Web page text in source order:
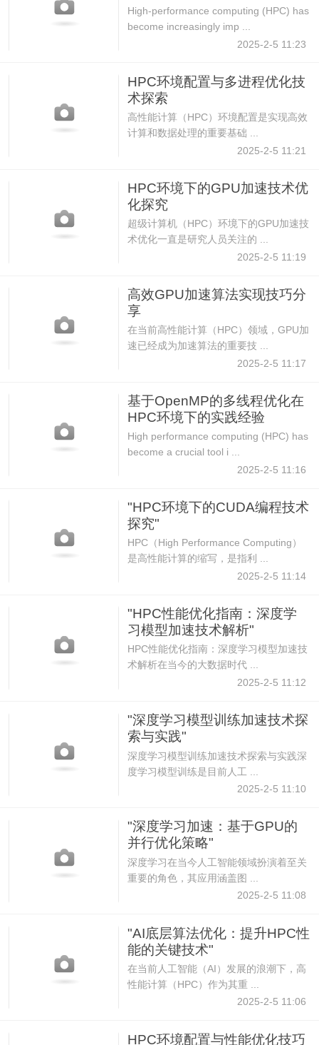
High-performance computing (HPC) has
become increasingly imp ...
2025-2-5 11:23
HPC环境配置与多进程优化技
术探索
高性能计算（HPC）环境配置是实现高效
计算和数据处理的重要基础 ...
2025-2-5 11:21
HPC环境下的GPU加速技术优
化探究
超级计算机（HPC）环境下的GPU加速技
术优化一直是研究人员关注的 ...
2025-2-5 11:19
高效GPU加速算法实现技巧分
享
在当前高性能计算（HPC）领域，GPU加
速已经成为加速算法的重要技 ...
2025-2-5 11:17
基于OpenMP的多线程优化在
HPC环境下的实践经验
High performance computing (HPC) has
become a crucial tool i ...
2025-2-5 11:16
"HPC环境下的CUDA编程技术
探究"
HPC（High Performance Computing）
是高性能计算的缩写，是指利 ...
2025-2-5 11:14
"HPC性能优化指南：深度学
习模型加速技术解析"
HPC性能优化指南：深度学习模型加速技
术解析在当今的大数据时代 ...
2025-2-5 11:12
"深度学习模型训练加速技术探
索与实践"
深度学习模型训练加速技术探索与实践深
度学习模型训练是目前人工 ...
2025-2-5 11:10
"深度学习加速：基于GPU的
并行优化策略"
深度学习在当今人工智能领域扮演着至关
重要的角色，其应用涵盖图 ...
2025-2-5 11:08
"AI底层算法优化：提升HPC性
能的关键技术"
在当前人工智能（AI）发展的浪潮下，高
性能计算（HPC）作为其重 ...
2025-2-5 11:06
HPC环境配置与性能优化技巧